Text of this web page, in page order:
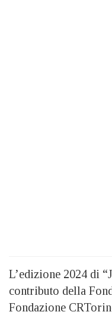
L’edizione 2024 di
contributo della
Fondazione